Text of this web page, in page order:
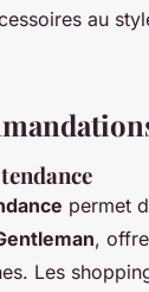
au
permet
,
Les